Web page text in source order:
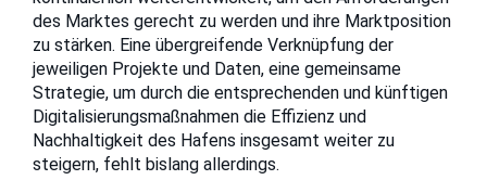
des Marktes gerecht zu werden und ihre Marktposition
zu stärken. Eine übergreifende Verknüpfung der
jeweiligen Projekte und Daten, eine gemeinsame
Strategie, um durch die entsprechenden und künftigen
Digitalisierungsmaßnahmen die Effizienz und
Nachhaltigkeit des Hafens insgesamt weiter zu
steigern, fehlt bislang allerdings.